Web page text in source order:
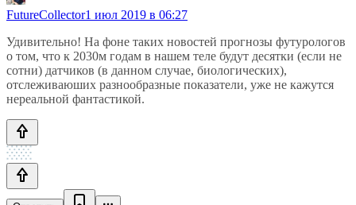
FutureCollector1 июл 2019 в 06:27
Удивительно! На фоне таких новостей прогнозы футурологов
о том, что к 2030м годам в нашем теле будут десятки (если не
сотни) датчиков (в данном случае, биологических),
отслеживаюших разнообразные показатели, уже не кажутся
нереальной фантастикой.